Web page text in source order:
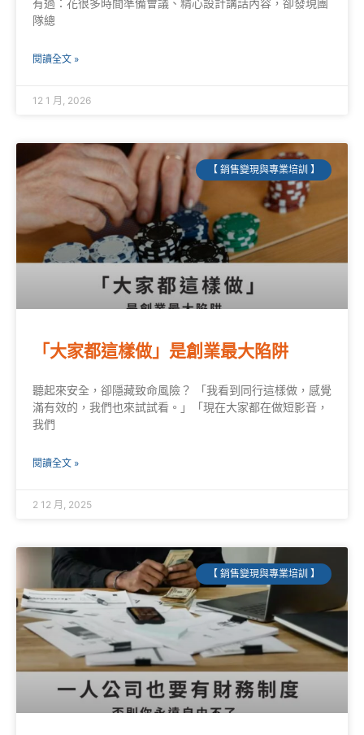
有過：花很多時間準備會議、精心設計講話內容，卻發現團
隊總
閱讀全文 »
12 1 月, 2026
【 銷售變現與專業培訓 】
「大家都這樣做」是創業最大陷阱
聽起來安全，卻隱藏致命風險？ 「我看到同行這樣做，感覺
滿有效的，我們也來試試看。」「現在大家都在做短影音，
我們
閱讀全文 »
2 12 月, 2025
【 銷售變現與專業培訓 】